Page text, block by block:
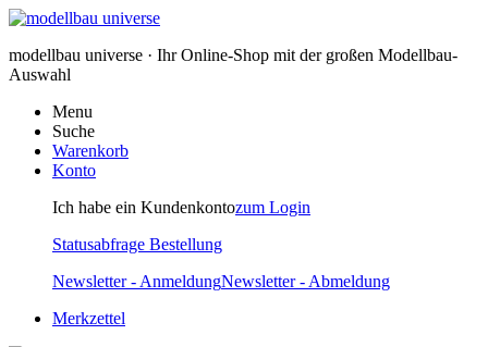
modellbau universe · Ihr Online-Shop mit der großen Modellbau-
Auswahl
Menu
Suche
Warenkorb
Konto
Ich habe ein Kundenkontozum Login
Statusabfrage Bestellung
Newsletter - AnmeldungNewsletter - Abmeldung
Merkzettel